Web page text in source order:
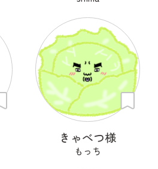
きゃべつ様
もっち